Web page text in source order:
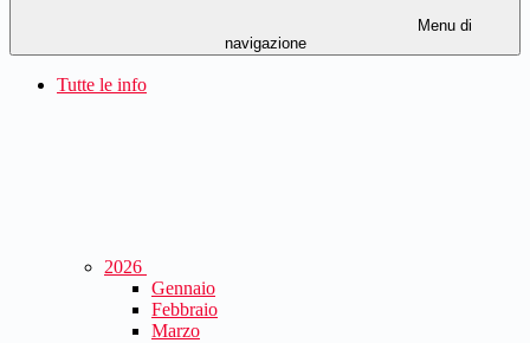
Menu di
navigazione
Tutte le info
2026
Gennaio
Febbraio
Marzo